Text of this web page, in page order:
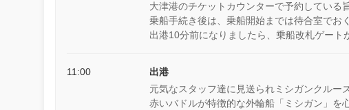
大津港のチケットカウンターで予約している
乗船手続き後は、乗船開始までは待合室でお
出港10分前になりましたら、乗船改札ゲート
11:00
出港
元気なスタッフ達に見送られミシガンクルー
赤いバドルが特徴的な外輪船「ミシガン」を